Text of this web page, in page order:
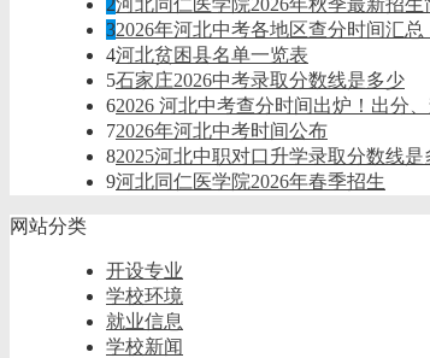
32026年河北中考各地区查分时间汇
4河北贫困县名单一览表
5石家庄2026中考录取分数线是多少
62026 河北中考查分时间出炉！出分
72026年河北中考时间公布
82025河北中职对口升学录取分数线是
9河北同仁医学院2026年春季招生
网站分类
开设专业
学校环境
就业信息
学校新闻